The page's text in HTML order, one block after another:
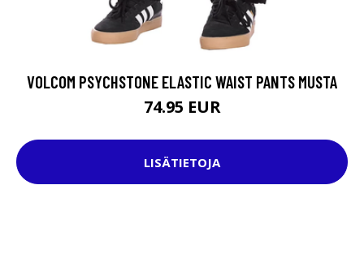
VOLCOM PSYCHSTONE ELASTIC WAIST PANTS MUSTA
74.95 EUR
LISÄTIETOJA